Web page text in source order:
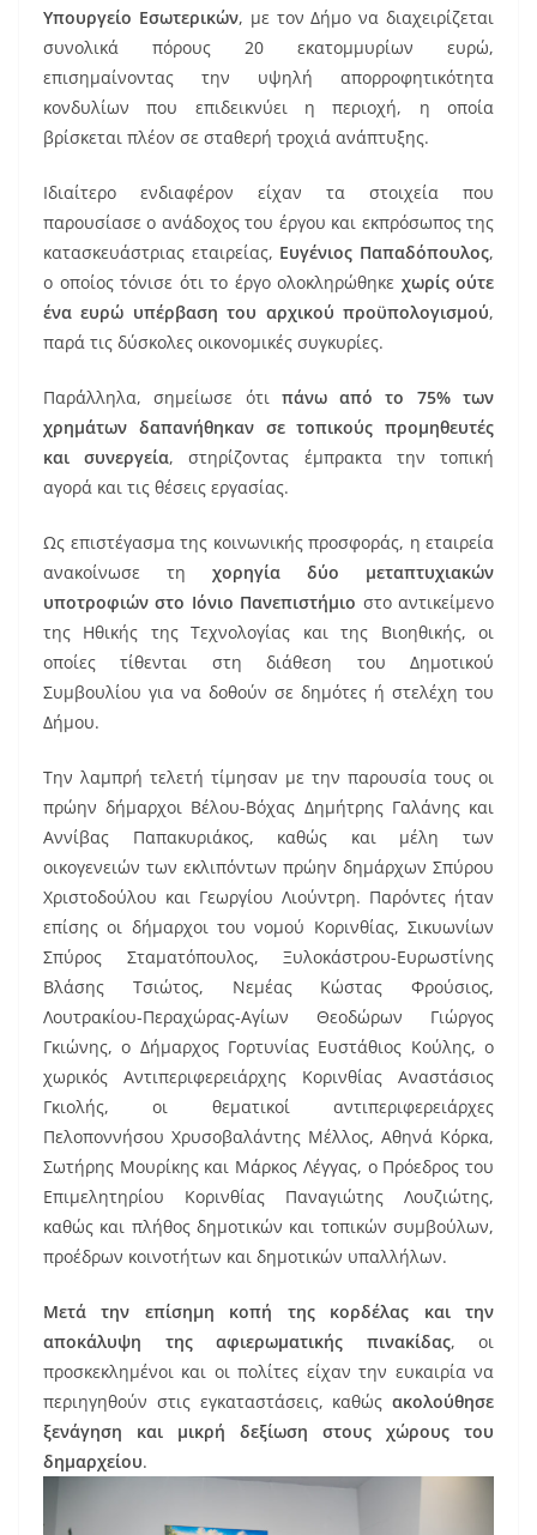
Υπουργείο Εσωτερικών, με τον Δήμο να διαχειρίζεται
συνολικά πόρους 20 εκατομμυρίων ευρώ,
επισημαίνοντας την υψηλή απορροφητικότητα
κονδυλίων που επιδεικνύει η περιοχή, η οποία
βρίσκεται πλέον σε σταθερή τροχιά ανάπτυξης.
Ιδιαίτερο ενδιαφέρον είχαν τα στοιχεία που
παρουσίασε ο ανάδοχος του έργου και εκπρόσωπος της
κατασκευάστριας εταιρείας, Ευγένιος Παπαδόπουλος,
ο οποίος τόνισε ότι το έργο ολοκληρώθηκε χωρίς ούτε
ένα ευρώ υπέρβαση του αρχικού προϋπολογισμού,
παρά τις δύσκολες οικονομικές συγκυρίες.
Παράλληλα, σημείωσε ότι πάνω από το 75% των
χρημάτων δαπανήθηκαν σε τοπικούς προμηθευτές
και συνεργεία, στηρίζοντας έμπρακτα την τοπική
αγορά και τις θέσεις εργασίας.
Ως επιστέγασμα της κοινωνικής προσφοράς, η εταιρεία
ανακοίνωσε τη χορηγία δύο μεταπτυχιακών
υποτροφιών στο Ιόνιο Πανεπιστήμιο στο αντικείμενο
της Ηθικής της Τεχνολογίας και της Βιοηθικής, οι
οποίες τίθενται στη διάθεση του Δημοτικού
Συμβουλίου για να δοθούν σε δημότες ή στελέχη του
Δήμου.
Την λαμπρή τελετή τίμησαν με την παρουσία τους οι
πρώην δήμαρχοι Βέλου-Βόχας Δημήτρης Γαλάνης και
Αννίβας Παπακυριάκος, καθώς και μέλη των
οικογενειών των εκλιπόντων πρώην δημάρχων Σπύρου
Χριστοδούλου και Γεωργίου Λιούντρη. Παρόντες ήταν
επίσης οι δήμαρχοι του νομού Κορινθίας, Σικυωνίων
Σπύρος Σταματόπουλος, Ξυλοκάστρου-Ευρωστίνης
Βλάσης Τσιώτος, Νεμέας Κώστας Φρούσιος,
Λουτρακίου-Περαχώρας-Αγίων Θεοδώρων Γιώργος
Γκιώνης, ο Δήμαρχος Γορτυνίας Ευστάθιος Κούλης, ο
χωρικός Αντιπεριφερειάρχης Κορινθίας Αναστάσιος
Γκιολής, οι θεματικοί αντιπεριφερειάρχες
Πελοποννήσου Χρυσοβαλάντης Μέλλος, Aθηνά Κόρκα,
Σωτήρης Μουρίκης και Μάρκος Λέγγας, ο Πρόεδρος του
Επιμελητηρίου Κορινθίας Παναγιώτης Λουζιώτης,
καθώς και πλήθος δημοτικών και τοπικών συμβούλων,
προέδρων κοινοτήτων και δημοτικών υπαλλήλων.
Μετά την επίσημη κοπή της κορδέλας και την
αποκάλυψη της αφιερωματικής πινακίδας, οι
προσκεκλημένοι και οι πολίτες είχαν την ευκαιρία να
περιηγηθούν στις εγκαταστάσεις, καθώς ακολούθησε
ξενάγηση και μικρή δεξίωση στους χώρους του
δημαρχείου.